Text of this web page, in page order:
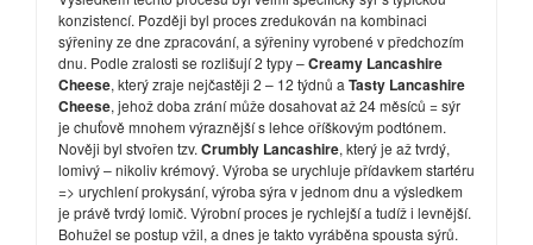
konzistencí. Později byl proces zredukován na kombinaci
sýřeniny ze dne zpracování, a sýřeniny vyrobené v předchozím
dnu. Podle zralosti se rozlišují 2 typy –Creamy Lancashire
Cheese, který zraje nejčastěji 2 – 12 týdnů a Tasty Lancashire
Cheese, jehož doba zrání může dosahovat až 24 měsíců = sýr
je chuťově mnohem výraznější s lehce oříškovým podtónem.
Nověji byl stvořen tzv. Crumbly Lancashire, který je až tvrdý,
lomivý – nikoliv krémový. Výroba se urychluje přídavkem startéru
=> urychlení prokysání, výroba sýra v jednom dnu a výsledkem
je právě tvrdý lomič. Výrobní proces je rychlejší a tudíž i levnější.
Bohužel se postup vžil, a dnes je takto vyráběna spousta sýrů.